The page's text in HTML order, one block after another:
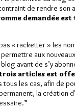
- RSS
de rendre son
demandée
« racketter » les
aux
avant de s’y
articles est
tous les cas, afin de
la création